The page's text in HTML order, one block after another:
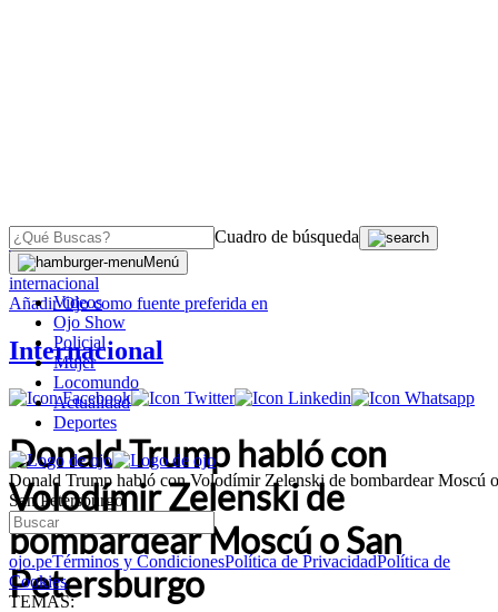
Cuadro de búsqueda
Menú
Videos
Ojo Show
Policial
Mujer
Locomundo
Actualidad
Deportes
Donald Trump habló con Volodímir Zelenski de bombardear Moscú o
San Petersburgo
ojo.peTérminos y CondicionesPolítica de PrivacidadPolítica de
Cookies
TEMAS:
OJO
internacional
AñadirOjocomo fuente preferida en
Internacional
Donald Trump habló con
Volodímir Zelenski de
bombardear Moscú o San
Petersburgo